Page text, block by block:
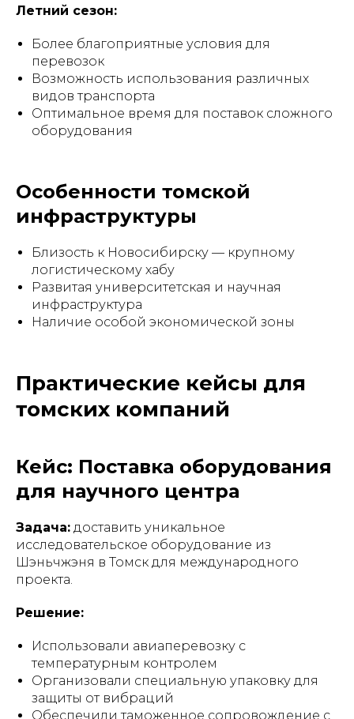
Летний сезон:
Более благоприятные условия для
перевозок
Возможность использования различных
видов транспорта
Оптимальное время для поставок сложного
оборудования
Особенности томской
инфраструктуры
Близость к Новосибирску — крупному
логистическому хабу
Развитая университетская и научная
инфраструктура
Наличие особой экономической зоны
Практические кейсы для
томских компаний
Кейс: Поставка оборудования
для научного центра
Задача: доставить уникальное
исследовательское оборудование из
Шэньчжэня в Томск для международного
проекта.
Решение:
Использовали авиаперевозку с
температурным контролем
Организовали специальную упаковку для
защиты от вибраций
Обеспечили таможенное сопровождение с